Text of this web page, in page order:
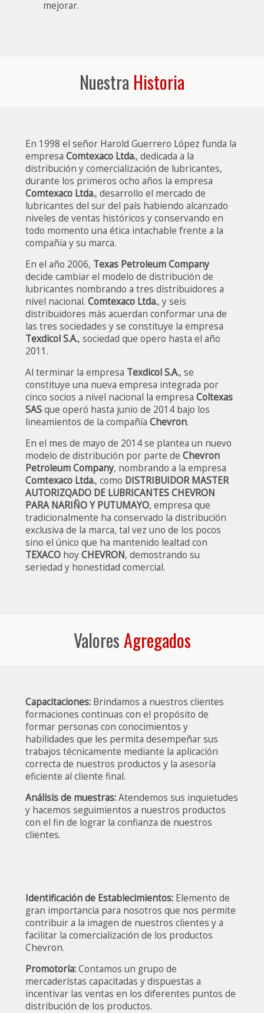
mejorar.
Nuestra Historia
En 1998 el señor Harold Guerrero López funda la
empresa Comtexaco Ltda., dedicada a la
distribución y comercialización de lubricantes,
durante los primeros ocho años la empresa
Comtexaco Ltda., desarrollo el mercado de
lubricantes del sur del país habiendo alcanzado
niveles de ventas históricos y conservando en
todo momento una ética intachable frente a la
compañía y su marca.
En el año 2006, Texas Petroleum Company
decide cambiar el modelo de distribución de
lubricantes nombrando a tres distribuidores a
nivel nacional. Comtexaco Ltda., y seis
distribuidores más acuerdan conformar una de
las tres sociedades y se constituye la empresa
Texdicol S.A., sociedad que opero hasta el año
2011.
Al terminar la empresa Texdicol S.A., se
constituye una nueva empresa integrada por
cinco socios a nivel nacional la empresa Coltexas
SASque operó hasta junio de 2014 bajo los
lineamientos de la compañía Chevron.
En el mes de mayo de 2014 se plantea un nuevo
modelo de distribución por parte de Chevron
Petroleum Company, nombrando a la empresa
Comtexaco Ltda., como DISTRIBUIDOR MASTER
AUTORIZQADO DE LUBRICANTES CHEVRON
PARA NARIÑO Y PUTUMAYO, empresa que
tradicionalmente ha conservado la distribución
exclusiva de la marca, tal vez uno de los pocos
sino el único que ha mantenido lealtad con
TEXACO hoyCHEVRON, demostrando su
seriedad y honestidad comercial.
ValoresAgregados
Capacitaciones: Brindamos a nuestros clientes
formaciones continuas con el propósito de
formar personas con conocimientos y
habilidades que les permita desempeñar sus
trabajos técnicamente mediante la aplicación
correcta de nuestros productos y la asesoría
eficiente al cliente final.
Análisis de muestras:Atendemos sus inquietudes
y hacemos seguimientos a nuestros productos
con el fin de lograr la confianza de nuestros
clientes.
Identificación de Establecimientos: Elemento de
gran importancia para nosotros que nos permite
contribuir a la imagen de nuestros clientes y a
facilitar la comercialización de los productos
Chevron.
Promotoría:Contamos un grupo de
mercaderístas capacitadas y dispuestas a
incentivar las ventas en los diferentes puntos de
distribución de los productos.